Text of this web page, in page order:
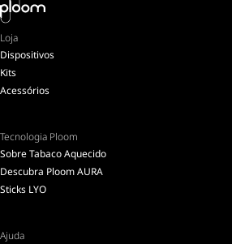
Loja
Dispositivos
Kits
Acessórios
Tecnologia Ploom
Sobre Tabaco Aquecido
Descubra Ploom AURA
Sticks LYO
Ajuda